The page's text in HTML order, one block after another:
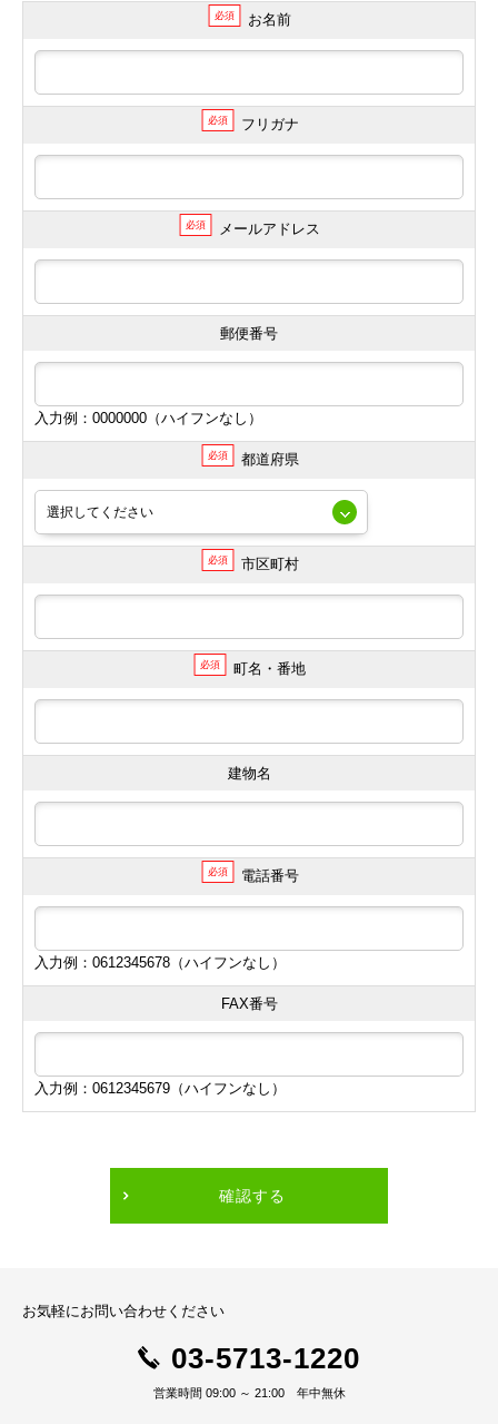
必須 お名前
必須 フリガナ
必須 メールアドレス
郵便番号
入力例：0000000（ハイフンなし）
必須 都道府県
必須 市区町村
必須 町名・番地
建物名
必須 電話番号
入力例：0612345678（ハイフンなし）
FAX番号
入力例：0612345679（ハイフンなし）
確認する
お気軽にお問い合わせください
03-5713-1220
営業時間 09:00 ～ 21:00 年中無休